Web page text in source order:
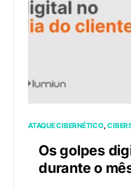
ATAQUE CIBERNÉTICO
Os golpes
durante o